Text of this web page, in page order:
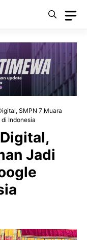
SMPN 7 Muara
Indonesia
Jadi